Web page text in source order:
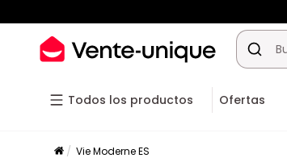
Todos los productos Ofertas
Vie Moderne ES